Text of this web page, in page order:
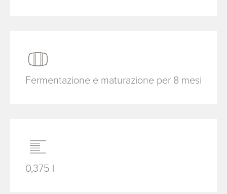
Fermentazione e maturazione per 8 mesi
0,375 l